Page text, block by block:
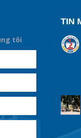
tôi
TIN